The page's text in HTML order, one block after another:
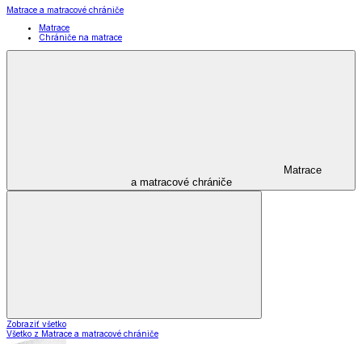
Matrace a matracové chrániče
Matrace
Chrániče na matrace
Matrace
a matracové chrániče
Zobraziť všetko
Všetko z Matrace a matracové chrániče